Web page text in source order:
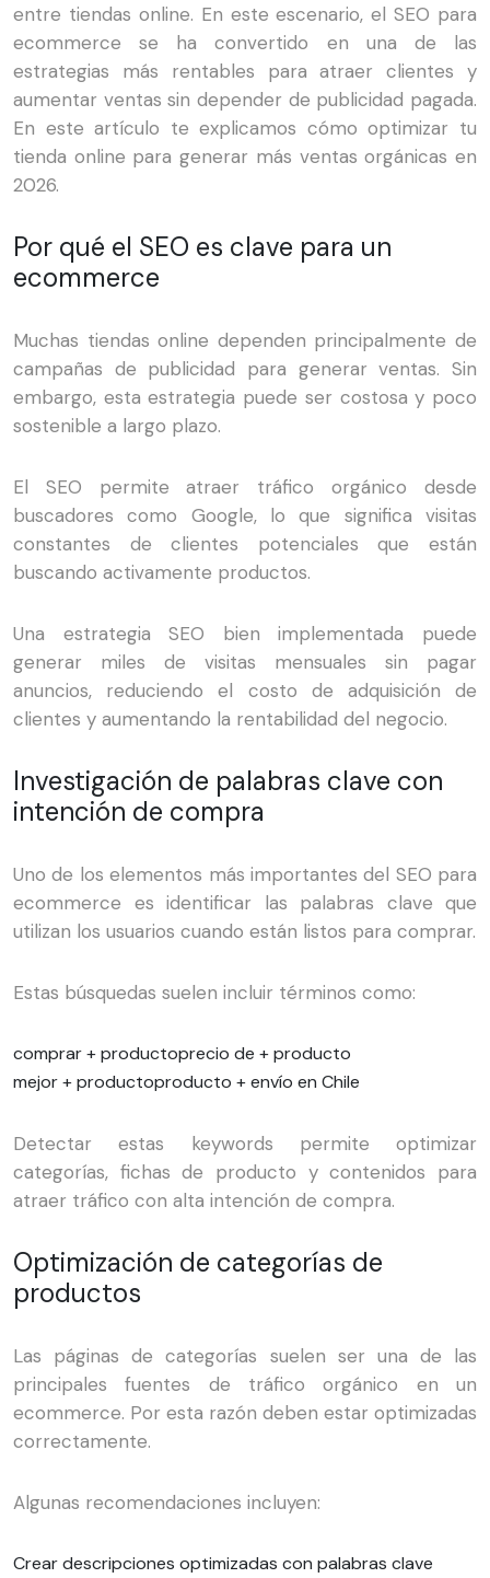
entre tiendas online. En este escenario, el SEO para
ecommerce se ha convertido en una de las
estrategias más rentables para atraer clientes y
aumentar ventas sin depender de publicidad pagada.
En este artículo te explicamos cómo optimizar tu
tienda online para generar más ventas orgánicas en
2026.
Por qué el SEO es clave para un
ecommerce
Muchas tiendas online dependen principalmente de
campañas de publicidad para generar ventas. Sin
embargo, esta estrategia puede ser costosa y poco
sostenible a largo plazo.
El SEO permite atraer tráfico orgánico desde
buscadores como Google, lo que significa visitas
constantes de clientes potenciales que están
buscando activamente productos.
Una estrategia SEO bien implementada puede
generar miles de visitas mensuales sin pagar
anuncios, reduciendo el costo de adquisición de
clientes y aumentando la rentabilidad del negocio.
Investigación de palabras clave con
intención de compra
Uno de los elementos más importantes del SEO para
ecommerce es identificar las palabras clave que
utilizan los usuarios cuando están listos para comprar.
Estas búsquedas suelen incluir términos como:
comprar + productoprecio de + producto
mejor + productoproducto + envío en Chile
Detectar estas keywords permite optimizar
categorías, fichas de producto y contenidos para
atraer tráfico con alta intención de compra.
Optimización de categorías de
productos
Las páginas de categorías suelen ser una de las
principales fuentes de tráfico orgánico en un
ecommerce. Por esta razón deben estar optimizadas
correctamente.
Algunas recomendaciones incluyen:
Crear descripciones optimizadas con palabras clave